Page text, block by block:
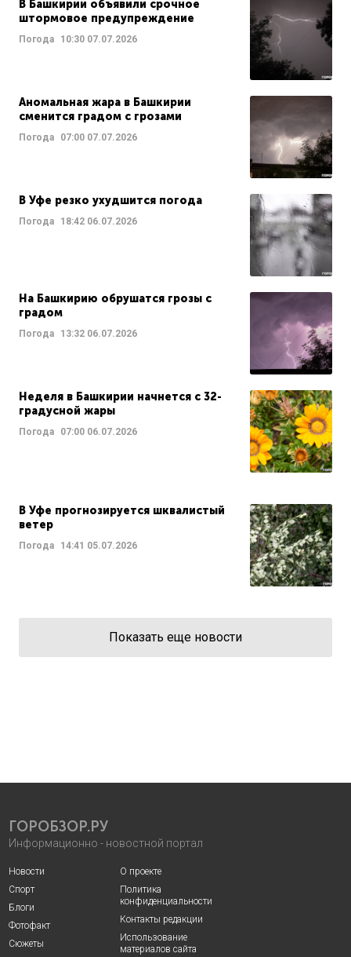
В Башкирии объявили срочное
штормовое предупреждение
Погода 10:30 07.07.2026
Аномальная жара в Башкирии
сменится градом с грозами
Погода 07:00 07.07.2026
В Уфе резко ухудшится погода
Погода 18:42 06.07.2026
На Башкирию обрушатся грозы с
градом
Погода 13:32 06.07.2026
Неделя в Башкирии начнется с 32-
градусной жары
Погода 07:00 06.07.2026
В Уфе прогнозируется шквалистый
ветер
Погода 14:41 05.07.2026
Показать еще новости
ГОРОБЗОР.РУ
Информационно - новостной портал
Новости
Спорт
Блоги
Фотофакт
Сюжеты
О проекте
Политика
конфиденциальности
Контакты редакции
Использование
материалов сайта